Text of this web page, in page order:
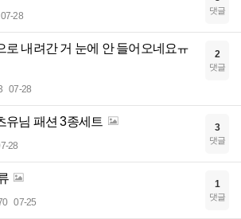
07-28 댓글
로 내려간 거 눈에 안 들어오네요ㅠ
07-28
2
댓글
유님 패션 3종세트
28
3
댓글
07-25
1
댓글